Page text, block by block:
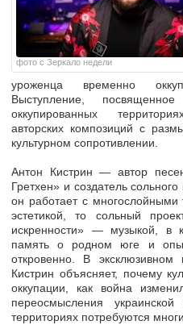
фото с Зеркало недели
уроженца временно
Выступление,
оккупированных
авторских композиций с
культурном сопротивлении.
Антон Кистрин — автор
Гретхен» и создатель
он работает с многослойными
эстетикой, то сольный
искренности» — музыкой, в
память о родном юге и
откровенно. В
Кистрин объясняет, почему
оккупации, как война
переосмысления
территориях потребуются